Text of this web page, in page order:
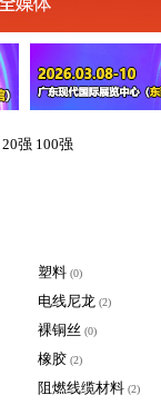
20强 100强
塑料 (0)
电线尼龙 (2)
裸铜丝 (0)
橡胶 (2)
阻燃线缆材料 (2)